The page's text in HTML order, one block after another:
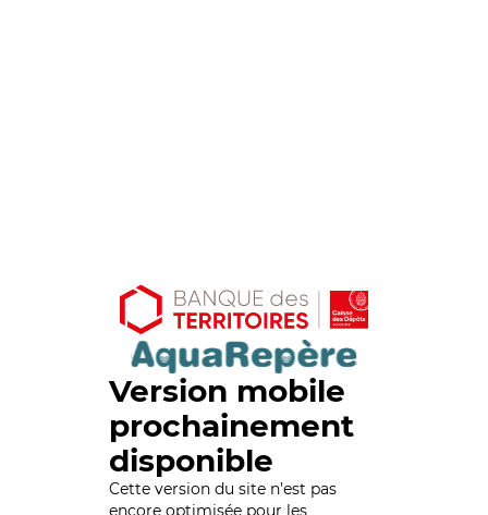
Version mobile
prochainement
disponible
Cette version du site n’est pas
encore optimisée pour les